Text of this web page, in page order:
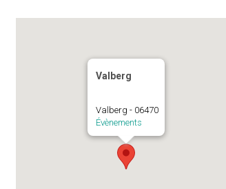
Valberg
Valberg - 06470
Évènements